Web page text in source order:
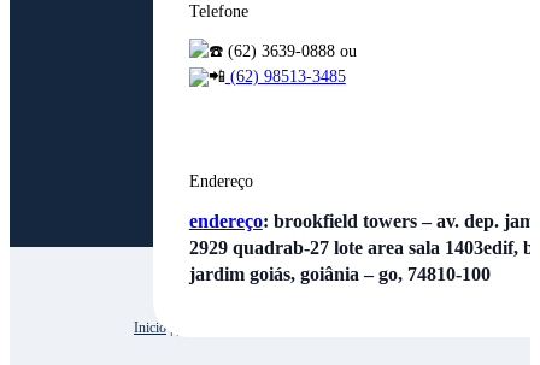
Telefone
(62) 3639-0888 ou
(62) 98513-3485
Endereço
endereço: brookfield towers – av. dep.
2929 quadrab-27 lote area sala 1403edif,
jardim goiás, goiânia – go, 74810-100
Inicio